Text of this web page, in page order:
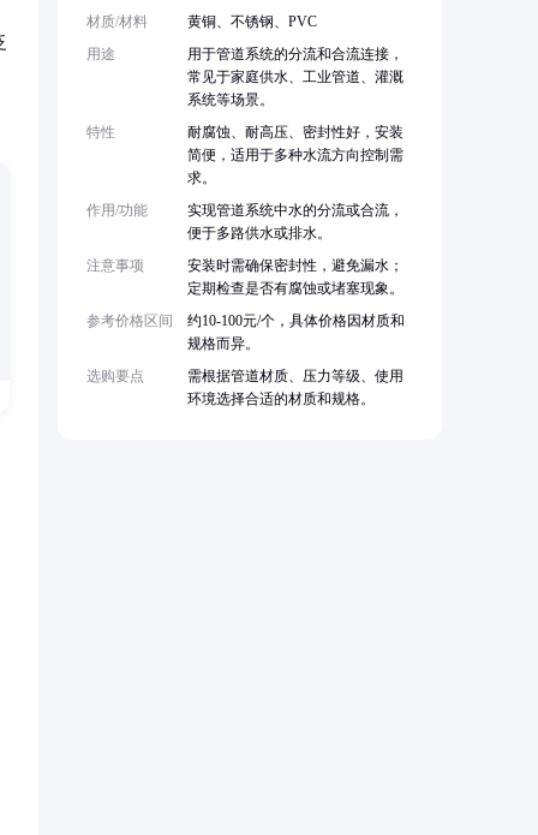
材质/材料
黄铜、不锈钢、PVC
用途
用于管道系统的分流和合流连接，
常见于家庭供水、工业管道、灌溉
系统等场景。
特性
耐腐蚀、耐高压、密封性好，安装
简便，适用于多种水流方向控制需
求。
作用/功能
实现管道系统中水的分流或合流，
便于多路供水或排水。
注意事项
安装时需确保密封性，避免漏水；
定期检查是否有腐蚀或堵塞现象。
参考价格区间
约10-100元/个，具体价格因材质和
规格而异。
选购要点
需根据管道材质、压力等级、使用
环境选择合适的材质和规格。